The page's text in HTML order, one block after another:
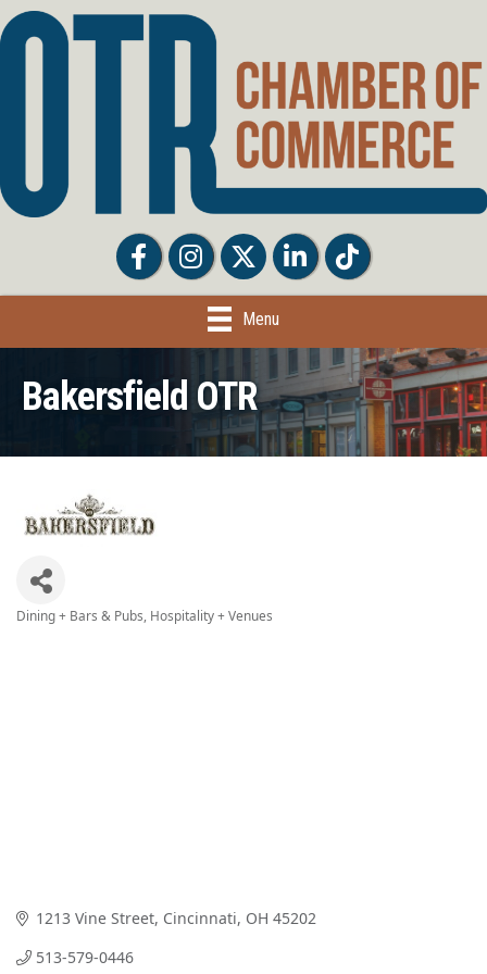
FacebookFacebookTwitter LinkedInTiktok
Menu
Bakersfield OTR
Dining + Bars & Pubs Hospitality + Venues
1213 Vine Street Cincinnati OH 45202
513-579-0446